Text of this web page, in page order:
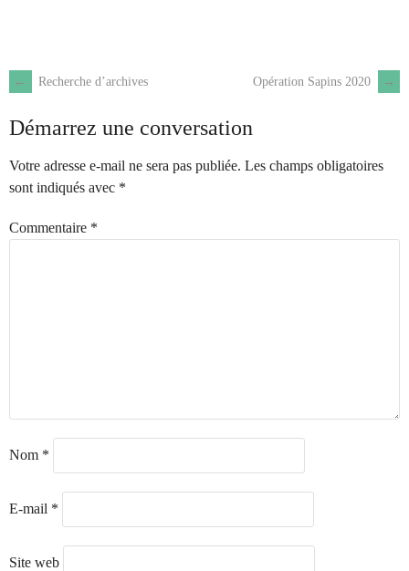
← Recherche d’archives Opération Sapins 2020 →
Démarrez une conversation
Votre adresse e-mail ne sera pas publiée. Les champs obligatoires
sont indiqués avec *
Commentaire *
Nom *
E-mail *
Site web